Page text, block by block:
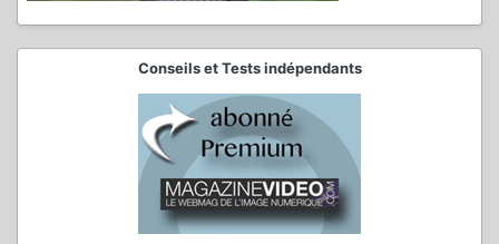
Conseils et Tests indépendants